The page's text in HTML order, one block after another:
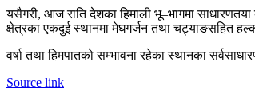
यसैगरी, आज राति देशका हिमाली भू–भागमा
क्षेत्रका एकदुई स्थानमा मेघगर्जन तथा चट्याङसहित
वर्षा तथा हिमपातको सम्भावना रहेका स्थानका
Source link